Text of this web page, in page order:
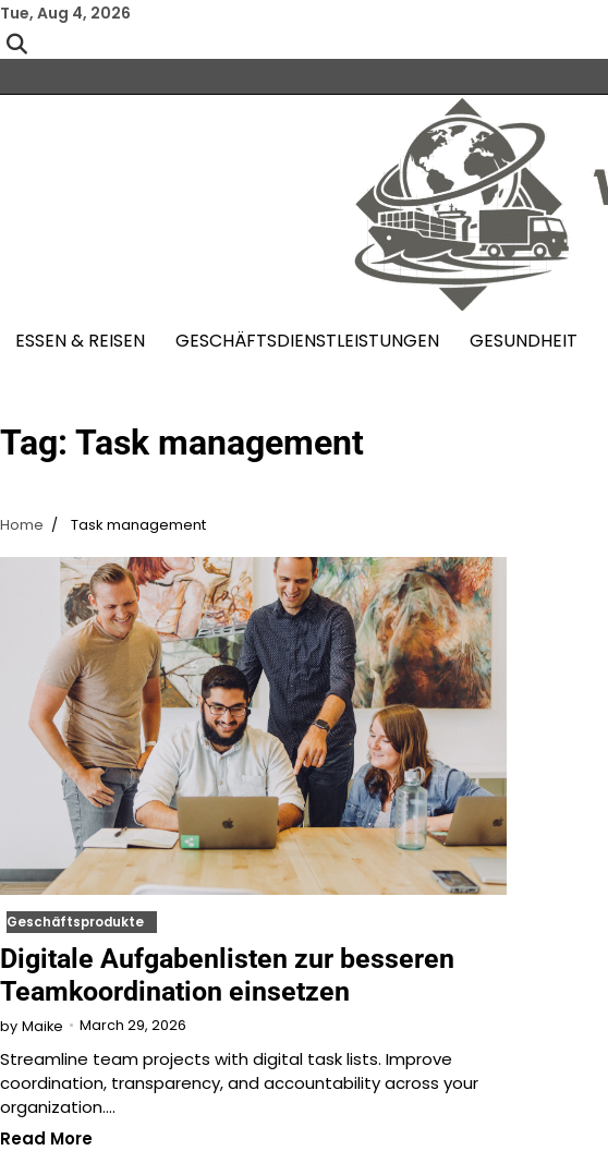
Skip
to
content
Tue, Aug 4, 2026
ESSEN & REISEN GESCHÄFTSDIENSTLEISTUNGEN GESUNDHEIT
Tag: Task management
Home Task management
Geschäftsprodukte
Digitale Aufgabenlisten zur besseren
Teamkoordination einsetzen
by Maike March 29, 2026
Streamline team projects with digital task lists. Improve
coordination, transparency, and accountability across your
organization.…
Read More